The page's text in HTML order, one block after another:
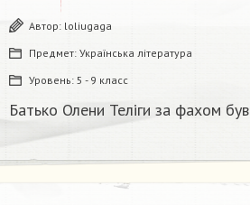
Автор: loliugaga
Предмет: Українська література
Уровень: 5 - 9 класс
Батько Олени Теліги за фахом був